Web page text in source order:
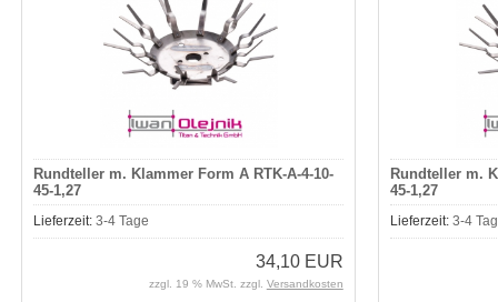
Rundteller m. Klammer Form A RTK-A-4-10-
45-1,27
Lieferzeit:3-4 Tage
34,10 EUR
zzgl. 19 % MwSt. zzgl. Versandkosten
Rundteller m.
45-1,27
Lieferzeit: 3-4